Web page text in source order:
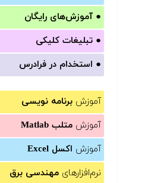
● آموزش‌های رایگان
● تبلیغات کلیکی
● استخدام در فرادرس
آموزش برنامه نویسی
آموزش متلب Matlab
آموزش اکسل Excel
نرم‌افزارهای مهندسی برق